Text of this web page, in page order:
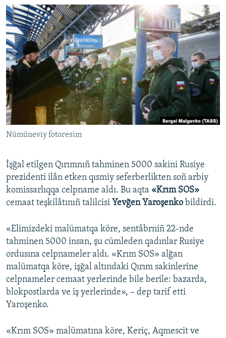
VİDEO
SÜRET
BLOGLAR
FİKİR
Русский
Українською
QOŞULIÑIZ!
RFE/RS bütün saytları
Nümüneviy fotoresim
İşğal etilgen Qırımnıñ tahminen 5000 sakini Rusiye
prezidenti ilân etken qısmiy seferberlikten soñ arbiy
komissarlıqqa celpname aldı. Bu aqta «Krım SOS»
cemaat teşkilâtınıñ talilcisi Yevğen Yaroşenko bildirdi.
«Elimizdeki malümatqa köre, sentâbrniñ 22-nde
tahminen 5000 insan, şu cümleden qadınlar Rusiye
ordusına celpnameler aldı. «Krım SOS» alğan
malümatqa köre, işğal altındaki Qırım sakinlerine
celpnameler cemaat yerlerinde bile berile: bazarda,
blokpostlarda ve iş yerlerinde», – dep tarif etti
Yaroşenko.
«Krım SOS» malümatına köre, Keriç, Aqmescit ve